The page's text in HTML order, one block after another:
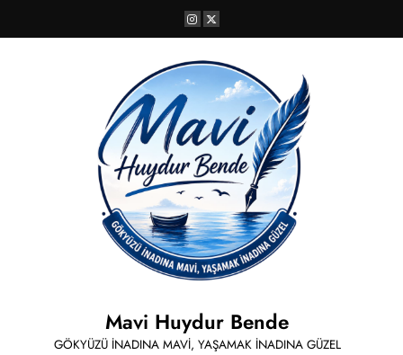
Mavi Huydur Bende
GÖKYÜZÜ İNADINA MAVİ, YAŞAMAK İNADINA GÜZEL